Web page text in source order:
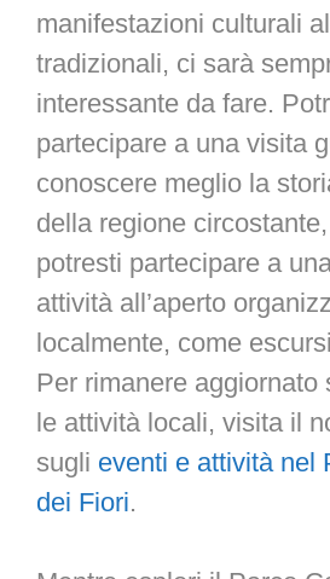
manifestazioni culturali
tradizionali, ci sarà
interessante da fare.
partecipare a una visita
conoscere meglio la
della regione
potresti partecipare a
attività all’aperto
localmente, come
Per rimanere aggiornato
le attività locali, visita il
sugli eventi e attività nel
dei Fiori.